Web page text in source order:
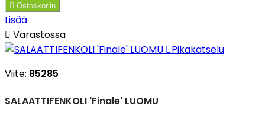
 Ostoskoriin
Lisää
 Varastossa
Pikakatselu
Viite: 85285
SALAATTIFENKOLI 'Finale' LUOMU